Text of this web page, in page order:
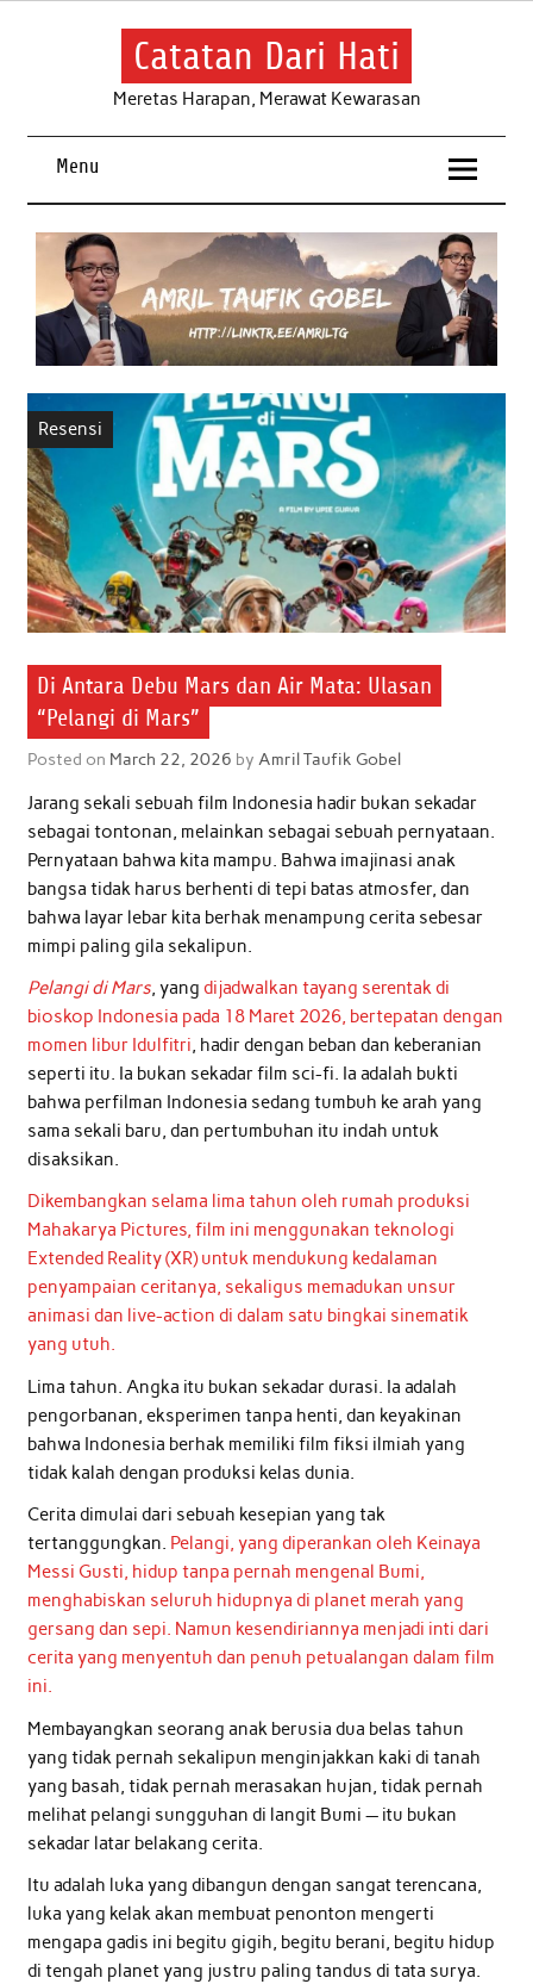
Skip
Catatan Dari Hati
Meretas Harapan, Merawat Kewarasan
Menu
Resensi
Di Antara Debu Mars dan Air Mata: Ulasan
“Pelangi di Mars”
Posted on March 22, 2026 by Amril Taufik Gobel
Jarang sekali sebuah film Indonesia hadir bukan sekadar
sebagai tontonan, melainkan sebagai sebuah pernyataan.
Pernyataan bahwa kita mampu. Bahwa imajinasi anak
bangsa tidak harus berhenti di tepi batas atmosfer, dan
bahwa layar lebar kita berhak menampung cerita sebesar
mimpi paling gila sekalipun.
Pelangi di Mars, yang dijadwalkan tayang serentak di
bioskop Indonesia pada 18 Maret 2026, bertepatan dengan
momen libur Idulfitri, hadir dengan beban dan keberanian
seperti itu. Ia bukan sekadar film sci-fi. Ia adalah bukti
bahwa perfilman Indonesia sedang tumbuh ke arah yang
sama sekali baru, dan pertumbuhan itu indah untuk
disaksikan.
Dikembangkan selama lima tahun oleh rumah produksi
Mahakarya Pictures, film ini menggunakan teknologi
Extended Reality (XR) untuk mendukung kedalaman
penyampaian ceritanya, sekaligus memadukan unsur
animasi dan live-action di dalam satu bingkai sinematik
yang utuh.
Lima tahun. Angka itu bukan sekadar durasi. Ia adalah
pengorbanan, eksperimen tanpa henti, dan keyakinan
bahwa Indonesia berhak memiliki film fiksi ilmiah yang
tidak kalah dengan produksi kelas dunia.
Cerita dimulai dari sebuah kesepian yang tak
tertanggungkan. Pelangi, yang diperankan oleh Keinaya
Messi Gusti, hidup tanpa pernah mengenal Bumi,
menghabiskan seluruh hidupnya di planet merah yang
gersang dan sepi. Namun kesendiriannya menjadi inti dari
cerita yang menyentuh dan penuh petualangan dalam film
ini.
Membayangkan seorang anak berusia dua belas tahun
yang tidak pernah sekalipun menginjakkan kaki di tanah
yang basah, tidak pernah merasakan hujan, tidak pernah
melihat pelangi sungguhan di langit Bumi — itu bukan
sekadar latar belakang cerita.
Itu adalah luka yang dibangun dengan sangat terencana,
luka yang kelak akan membuat penonton mengerti
mengapa gadis ini begitu gigih, begitu berani, begitu hidup
di tengah planet yang justru paling tandus di tata surya.